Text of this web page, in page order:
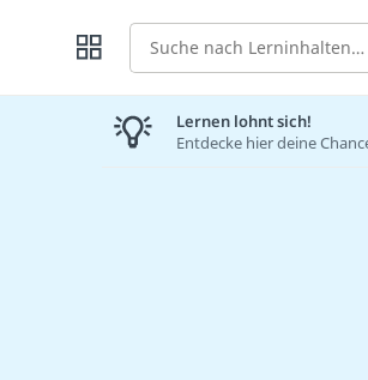
Suche
Lernen lohnt sich!
Entdecke hier deine